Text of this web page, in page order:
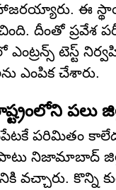
హాజరయ్యారు. ఈ
ప్రవేశ
టెస్ట్
ఎంపిక చేశారు.
పలు
పరిమితం
పాటు నిజామాబాద్
వచ్చారు. కొన్ని